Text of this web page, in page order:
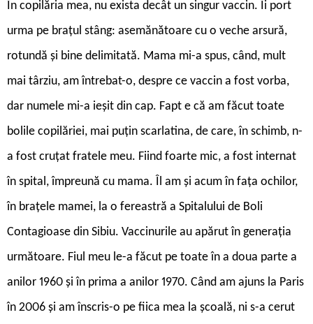
În copilăria mea, nu exista decât un singur vaccin. Îi port
urma pe brațul stâng: asemănătoare cu o veche arsură,
rotundă și bine delimitată. Mama mi-a spus, când, mult
mai târziu, am întrebat-o, despre ce vaccin a fost vorba,
dar numele mi-a ieșit din cap. Fapt e că am făcut toate
bolile copilăriei, mai puțin scarlatina, de care, în schimb, n-
a fost cruțat fratele meu. Fiind foarte mic, a fost internat
în spital, împreună cu mama. Îl am și acum în fața ochilor,
în brațele mamei, la o fereastră a Spitalului de Boli
Contagioase din Sibiu. Vaccinurile au apărut în generația
următoare. Fiul meu le-a făcut pe toate în a doua parte a
anilor 1960 și în prima a anilor 1970. Când am ajuns la Paris
în 2006 și am înscris-o pe fiica mea la școală, ni s-a cerut